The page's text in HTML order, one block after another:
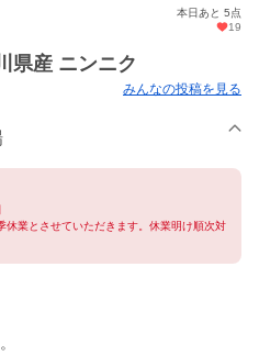
本日あと 5点
19
県産 ニンニク
みんなの投稿を見る
休業とさせていただきます。休業明け順次対